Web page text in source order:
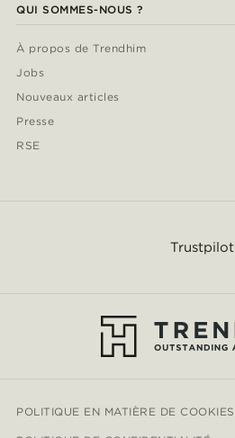
QUI SOMMES-NOUS ?
À propos de Trendhim
Jobs
Nouveaux articles
Presse
RSE
Trustpilot
POLITIQUE EN MATIÈRE DE COOKIES